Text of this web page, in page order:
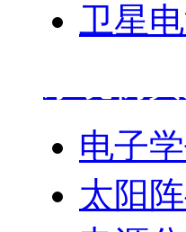
卫星
电子
太阳